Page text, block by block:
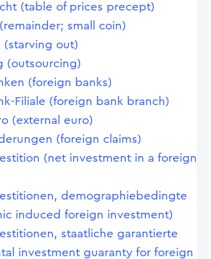
(table of prices precept)
small coin)
(starving out)
(outsourcing)
(foreign banks)
Filiale (foreign bank branch)
(external euro)
(foreign claims)
(net investment in a foreign
demographiebedingte
induced foreign investment)
staatliche garantierte
investment guaranty for foreign